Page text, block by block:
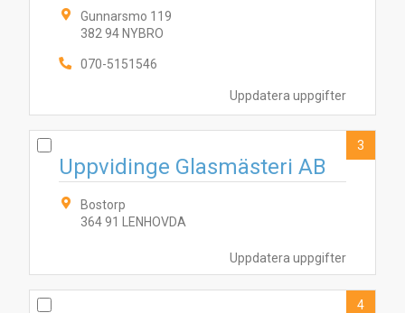
Uppdatera uppgifter
Gunnarsmo 119
382 94 NYBRO
070-5151546
Uppdatera uppgifter
Uppvidinge Glasmästeri AB
Bostorp
364 91 LENHOVDA
3
4